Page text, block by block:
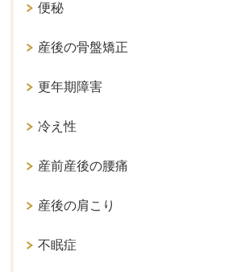
便秘
産後の骨盤矯正
更年期障害
冷え性
産前産後の腰痛
産後の肩こり
不眠症